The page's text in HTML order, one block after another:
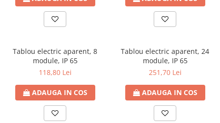
Tablou electric aparent, 8
module, IP 65
118,80 Lei
ADAUGA IN COS
Tablou electric aparent, 24
module, IP 65
251,70 Lei
ADAUGA IN COS